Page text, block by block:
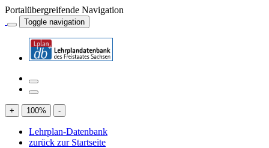
Portalübergreifende Navigation
Toggle navigation
+ 100% -
Lehrplan-Datenbank
zurück zur Startseite